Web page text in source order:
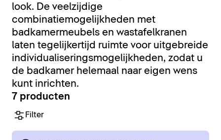
look. De veelzijdige
combinatiemogelijkheden met
badkamermeubels en wastafelkranen
laten tegelijkertijd ruimte voor uitgebreide
individualiseringsmogelijkheden, zodat u
de badkamer helemaal naar eigen wens
kunt inrichten.
7 producten
Filter